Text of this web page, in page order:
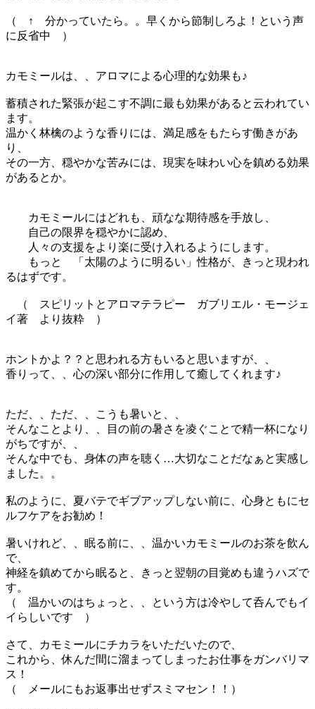
（ ↑ 分かっていたら。。早くから節制しろよ！という声
に反省中 ）
カモミールは、、アロマによる心理的な効果も♪
蓄積された緊張が起こす不調に最も効果があると云われてい
ます。
温かく林檎のような香りには、満足感をもたらす働きがあ
り、
その一方、穏やかな苦みには、現実を味わい心を鎮める効果
があるとか。
カモミールにはどれも、頑なな期待感を手放し、
自己の限界を穏やかに認め、
人々の支援をより楽に受け入れるようにします。
もっと 「太陽のように明るい」性格が、きっと現われ
るはずです。
（ スピリットとアロマテラピー ガブリエル・モージェ
イ著 より抜粋 ）
ホントかよ？？と思われる方もいると思いますが、、
香りって、、心の深い部分に作用して癒してくれます♪
ただ、、ただ、、こうも暑いと、、
そんなことより、、目の前の暑さを凌ぐことで精一杯になり
がちですが、、
そんな中でも、身体の声を聴く…大切なことだなぁと実感し
ました。。
私のように、夏バテでギブアップしない前に、心身ともにセ
ルフケアをお勧め！
暑いけれど、、眠る前に、、温かいカモミールのお茶を飲ん
で、
神経を鎮めてから眠ると、きっと翌朝の目覚めも違うハズで
す。
（ 温かいのはちょっと、、という方は冷やして呑んでもイ
イらしいです ）
さて、カモミールにチカラをいただいたので、
これから、休んだ間に溜まってしまったお仕事をガンバリマ
ス！
（ メールにもお返事出せずスミマセン！！）